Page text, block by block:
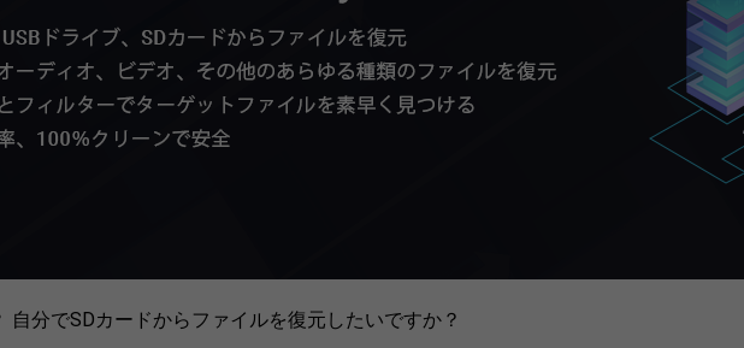
自分でSDカードからファイルを復元したいですか？